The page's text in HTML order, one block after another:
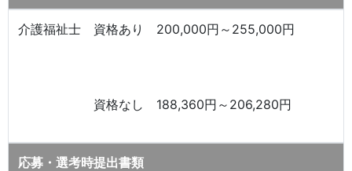
介護福祉士 資格あり 200,000円～255,000円
資格なし 188,360円～206,280円
応募・選考時提出書類